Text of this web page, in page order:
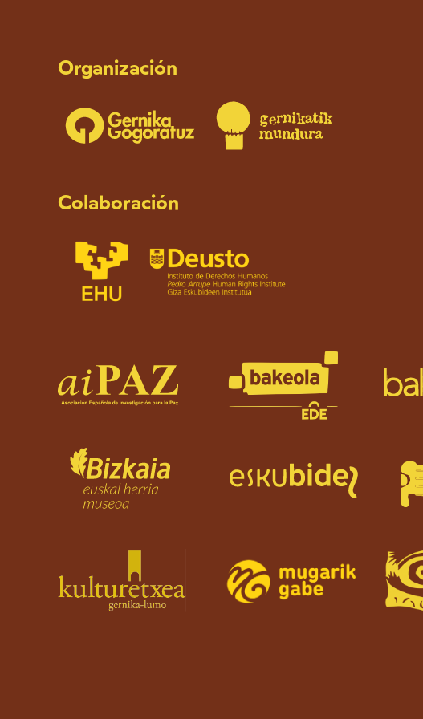
Organización
Colaboración